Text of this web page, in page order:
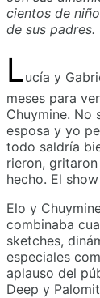
cientos de
de sus padres.
Lucía y
meses para
Chuymine. No
esposa y yo
todo saldría
rieron,
hecho. El
Elo y
combinaba
sketches,
especiales
aplauso del
Deep y